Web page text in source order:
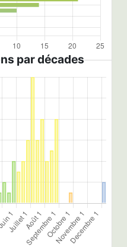
par décades